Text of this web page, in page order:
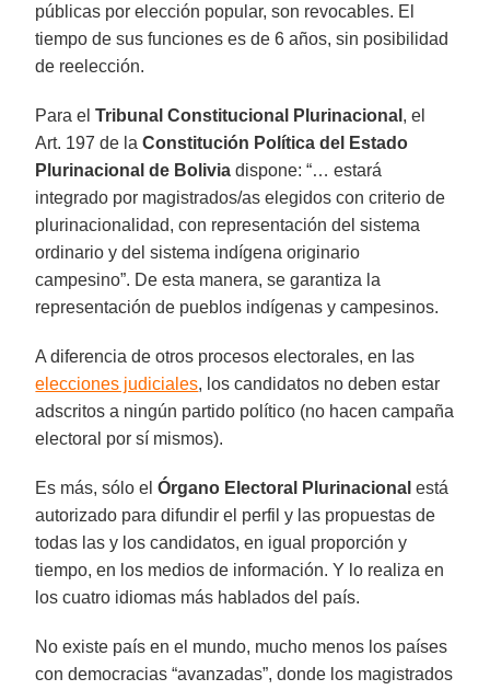
públicas por elección popular, son revocables. El
tiempo de sus funciones es de 6 años, sin posibilidad
de reelección.
Para elTribunal Constitucional Plurinacional , el
Art. 197 de laConstitución Política del Estado
Plurinacional de Bolivia dispone: “… estará
integrado por magistrados/as elegidos con criterio de
plurinacionalidad, con representación del sistema
ordinario y del sistema indígena originario
campesino”. De esta manera, se garantiza la
representación de pueblos indígenas y campesinos.
A diferencia de otros procesos electorales, en las
elecciones judiciales, los candidatos no deben estar
adscritos a ningún partido político (no hacen campaña
electoral por sí mismos).
Es más, sólo elÓrgano Electoral Plurinacional está
autorizado para difundir el perfil y las propuestas de
todas las y los candidatos, en igual proporción y
tiempo, en los medios de información. Y lo realiza en
los cuatro idiomas más hablados del país.
No existe país en el mundo, mucho menos los países
con democracias “avanzadas”, donde los magistrados